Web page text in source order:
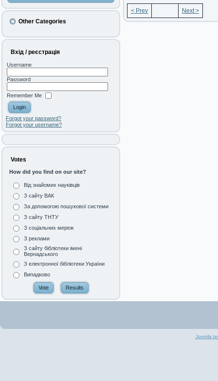
Other Categories
Вхід / реєстрація
Username
Password
Remember Me
Forgot your password?
Forgot your username?
Votes
How did you find on our site?
Від знайомих науківців
З сайту ВАК
За допомогою пошукової системи
З сайту ТНТУ
З соціальних мереж
З реклами
З сайту бібліотеки імені
Вернадського
З електронної бібліотеки України
Випадково
< Prev Next >
Joomla